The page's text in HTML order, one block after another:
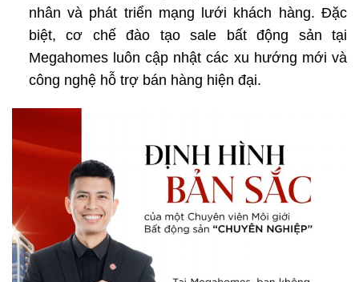
nhân và phát triển mạng lưới khách hàng. Đặc
biệt, cơ chế đào tạo sale bất động sản tại
Megahomes luôn cập nhật các xu hướng mới và
công nghệ hỗ trợ bán hàng hiện đại.